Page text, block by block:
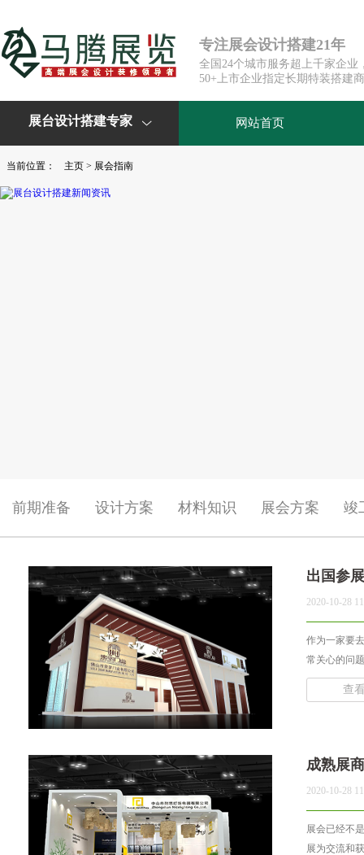
专注展会设计搭建21年
全国24个城市服务超上千家企业
50+上市企业指定长期特装搭建商
展台设计搭建专家  网站首页
当前位置： 主页 > 展会指南
前期准备 设计方案 材料知识 展会方案 竣
出国参
2020-10-28
作为一家要
常关心的问
查
成熟展
2020-10-28
展会已经不
展为交流和